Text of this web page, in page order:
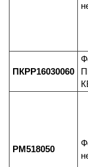
ПКРР16030060
РМ518050